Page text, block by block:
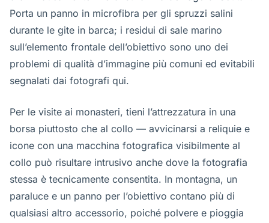
Porta un panno in microfibra per gli spruzzi salini
durante le gite in barca; i residui di sale marino
sull’elemento frontale dell’obiettivo sono uno dei
problemi di qualità d’immagine più comuni ed evitabili
segnalati dai fotografi qui.
Per le visite ai monasteri, tieni l’attrezzatura in una
borsa piuttosto che al collo — avvicinarsi a reliquie e
icone con una macchina fotografica visibilmente al
collo può risultare intrusivo anche dove la fotografia
stessa è tecnicamente consentita. In montagna, un
paraluce e un panno per l’obiettivo contano più di
qualsiasi altro accessorio, poiché polvere e pioggia